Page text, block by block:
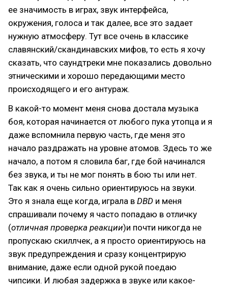
ее значимость в играх, звук интерфейса,
окружения, голоса и так далее, все это задает
нужную атмосферу. Тут все очень в классике
славянский/скандинавских мифов, то есть я хочу
сказать, что саундтреки мне показались довольно
этническими и хорошо передающими место
происходящего и его антураж.
В какой-то момент меня снова достала музыка
боя, которая начинается от любого пука утопца и я
даже вспомнила первую часть, где меня это
начало раздражать на уровне атомов. Здесь то же
начало, а потом я словила баг, где бой начинался
без звука, и ты не мог понять в бою ты или нет.
Так как я очень сильно ориентируюсь на звуки.
Это я знала еще когда, играла в DBD и меня
спрашивали почему я часто попадаю в отличку
(отличная проверка реакции)и почти никогда не
пропускаю скиллчек, а я просто ориентируюсь на
звук предупреждения и сразу концентрирую
внимание, даже если одной рукой поедаю
чипсики. И любая задержка в звуке или какое-